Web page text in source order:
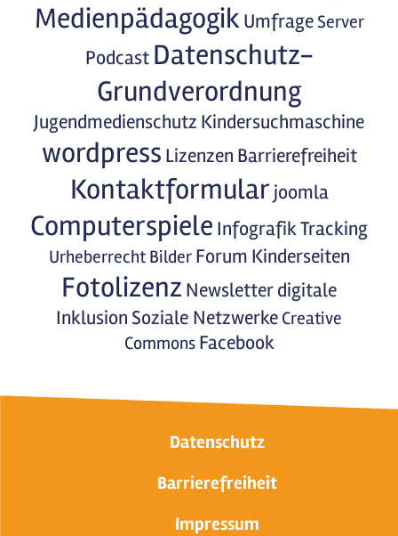
Medienpädagogik Umfrage Server
Podcast Datenschutz-
Grundverordnung
Jugendmedienschutz Kindersuchmaschine
wordpress Lizenzen Barrierefreiheit
Kontaktformular joomla
Computerspiele InfografikTracking
Urheberrecht Bilder Forum Kinderseiten
Fotolizenz Newsletterdigitale
Inklusion Soziale Netzwerke Creative
Commons Facebook
Datenschutz
Barrierefreiheit
Impressum